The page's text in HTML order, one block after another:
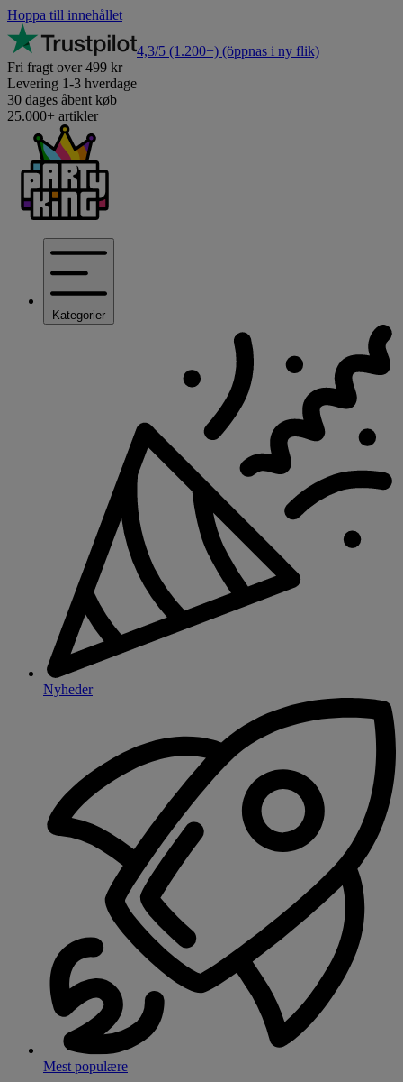
Hoppa till innehållet
4,3/5 (1.200+) (öppnas i ny flik)
Fri fragt over 499 kr
Levering 1-3 hverdage
30 dages åbent køb
25.000+ artikler
Kategorier
Nyheder
Mest populære